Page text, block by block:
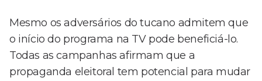
Mesmo os adversários do tucano admitem que
o início do programa na TV pode beneficiá-lo.
Todas as campanhas afirmam que a
propaganda eleitoral tem potencial para mudar